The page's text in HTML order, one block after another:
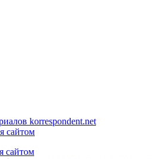
korrespondent.net
сайтом
сайтом